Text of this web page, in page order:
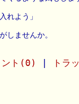
れよう」
しませんか。
ント(0) | トラ